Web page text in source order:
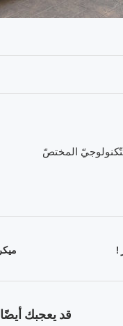
المختصّ
قد يعجبك أيضًا